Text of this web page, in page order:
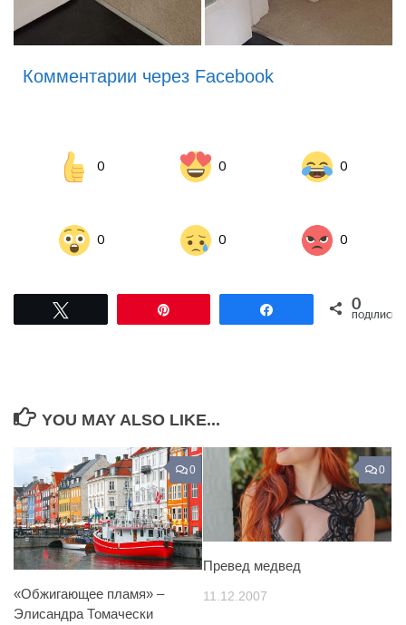
Комментарии через Facebook
0 0 0
0 0 0
Поділитися0
ПОДІЛИСЬ
YOU MAY ALSO LIKE...
0
«Обжигающее пламя» –
Элисандра Томачески
0
Превед медвед
11.12.2007